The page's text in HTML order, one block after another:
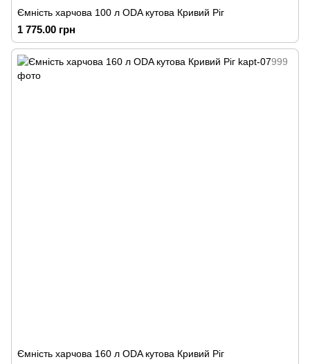
Ємність харчова 100 л ODA кутова Кривий Ріг
1 775.00 грн
Ємність харчова 160 л ODA кутова Кривий Ріг